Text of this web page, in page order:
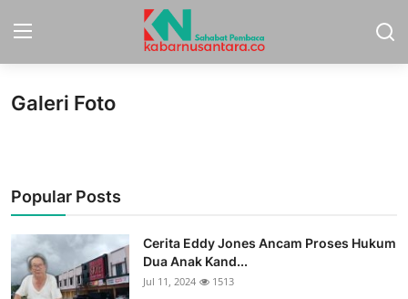
Home
Nasional
More
Daerah
Galeri Foto
Popular Posts
Cerita Eddy Jones Ancam Proses Hukum
Dua Anak Kand...
Jul 11, 2024 1513